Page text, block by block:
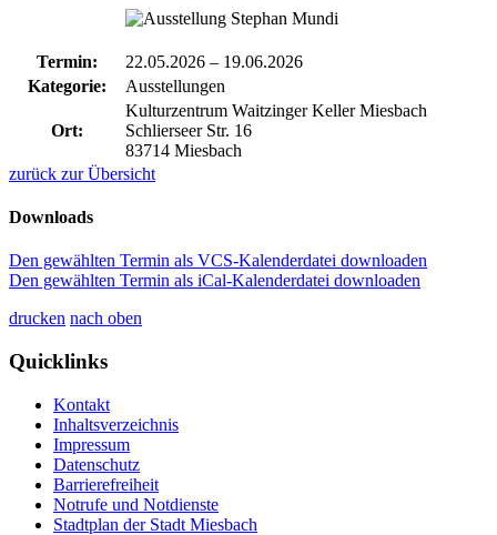
Termin: 22.05.2026 – 19.06.2026
Kategorie:
Ausstellungen
Ort:
Kulturzentrum Waitzinger Keller Miesbach
Schlierseer Str. 16
83714 Miesbach
zurück zur Übersicht
Downloads
Den gewählten Termin als VCS-Kalenderdatei downloaden
Den gewählten Termin als iCal-Kalenderdatei downloaden
drucken nach oben
Quicklinks
Kontakt
Inhaltsverzeichnis
Impressum
Datenschutz
Barrierefreiheit
Notrufe und Notdienste
Stadtplan der Stadt Miesbach